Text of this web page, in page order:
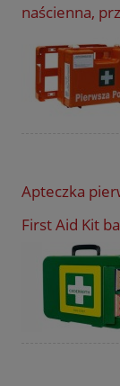
naścienna,
Apteczka
First Aid Kit